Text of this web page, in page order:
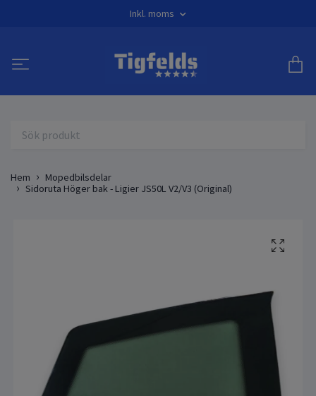
Inkl. moms
Hem
Mopedbilsdelar
Sidoruta Höger bak - Ligier JS50L V2/V3 (Original)